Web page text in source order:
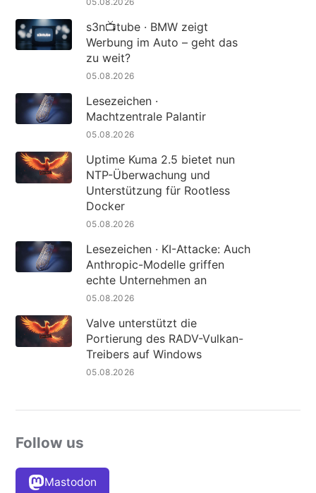
s3n📺tube · BMW zeigt
Werbung im Auto – geht das
zu weit?
05.08.2026
Lesezeichen ·
Machtzentrale Palantir
05.08.2026
Uptime Kuma 2.5 bietet nun
NTP-Überwachung und
Unterstützung für Rootless
Docker
05.08.2026
Lesezeichen · KI-Attacke: Auch
Anthropic-Modelle griffen
echte Unternehmen an
05.08.2026
Valve unterstützt die
Portierung des RADV-Vulkan-
Treibers auf Windows
05.08.2026
Follow us
Mastodon